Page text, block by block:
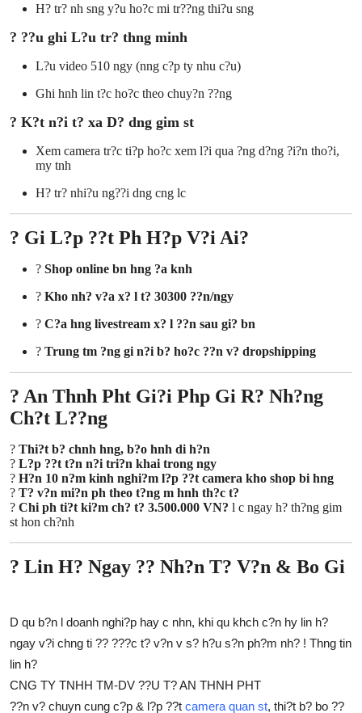
H? tr? nh sng y?u ho?c mi tr??ng thi?u sng
? ??u ghi L?u tr? thng minh
L?u video 510 ngy (nng c?p ty nhu c?u)
Ghi hnh lin t?c ho?c theo chuy?n ??ng
? K?t n?i t? xa D? dng gim st
Xem camera tr?c ti?p ho?c xem l?i qua ?ng d?ng ?i?n tho?i,
my tnh
H? tr? nhi?u ng??i dng cng lc
? Gi L?p ??t Ph H?p V?i Ai?
? Shop online bn hng ?a knh
? Kho nh? v?a x? l t? 30300 ??n/ngy
? C?a hng livestream x? l ??n sau gi? bn
? Trung tm ?ng gi n?i b? ho?c ??n v? dropshipping
? An Thnh Pht Gi?i Php Gi R? Nh?ng
Ch?t L??ng
? Thi?t b? chnh hng, b?o hnh di h?n
? L?p ??t t?n n?i tri?n khai trong ngy
? H?n 10 n?m kinh nghi?m l?p ??t camera kho shop bi hng
? T? v?n mi?n ph theo t?ng m hnh th?c t?
? Chi ph ti?t ki?m ch? t? 3.500.000 VN? l c ngay h? th?ng gim
st hon ch?nh
? Lin H? Ngay ?? Nh?n T? V?n & Bo Gi
D qu b?n l doanh nghi?p hay c nhn, khi qu khch c?n hy lin h?
ngay v?i chng ti ?? ???c t? v?n v s? h?u s?n ph?m nh? ! Thng tin
lin h?
CNG TY TNHH TM-DV ??U T? AN THNH PHT
??n v? chuyn cung c?p & l?p ??t camera quan st, thi?t b? bo ??